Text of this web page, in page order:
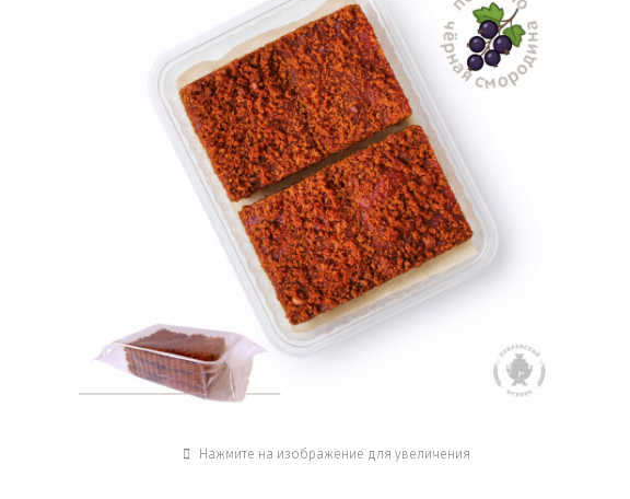
Нажмите на изображение для увеличения